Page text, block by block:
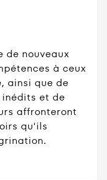
de nouveaux
à ceux
ainsi que de
inédits et de
affronteront
qu'ils